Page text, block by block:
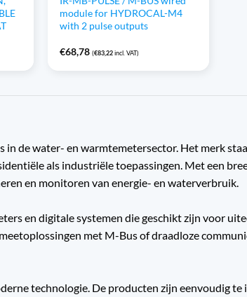
module for HYDROCAL-M4
with 2 pulse outputs
€68,78 (€83,22incl. VAT)
de water- en warmtemetersector. Het merk
als industriële toepassingen. Met een
en monitoren van energie- en waterverbruik.
en digitale systemen die geschikt zijn voor
met M-Bus of draadloze
technologie. De producten zijn eenvoudig